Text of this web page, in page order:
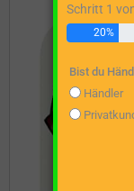
Schritt 1
20%
Bist du
Händler